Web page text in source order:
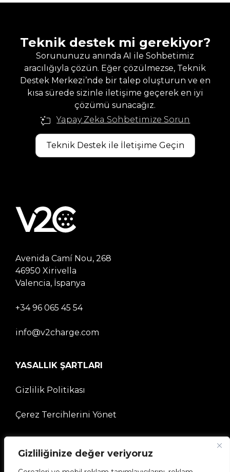
Gizliliğinize değer veriyoruz
Teknik destek mi gerekiyor?
Sorununuzu anında AI ile Sohbetimiz
aracılığıyla çözün. Eğer çözülmezse, Teknik
Destek Merkezi’nde bir talep oluşturun ve en
kısa sürede sizinle iletişime geçerek en iyi
çözümü sunacağız.
Yapay Zeka Sohbetimize Sorun
Teknik Destek ile İletişime Geçin
Avenida Camí Nou, 268
46950 Xirivella
Valencia, İspanya
+34 96 065 45 54
info@v2charge.com
YASALLIK ŞARTLARI
Gizlilik Politikası
Çerez Tercihlerini Yönet
ŞİRKET